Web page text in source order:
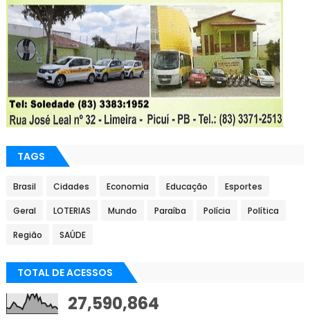
TAGS
Brasil Cidades Economia Educação Esportes
Geral LOTERIAS Mundo Paraíba Polícia Política
Região SAÚDE
TOTAL DE ACESSOS
27,590,864